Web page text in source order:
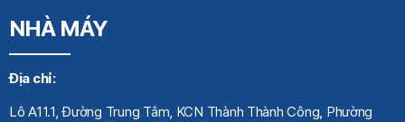
NHÀ MÁY
Địa chỉ:
Lô A11.1, Đường Trung Tâm, KCN Thành Thành Công, Phường